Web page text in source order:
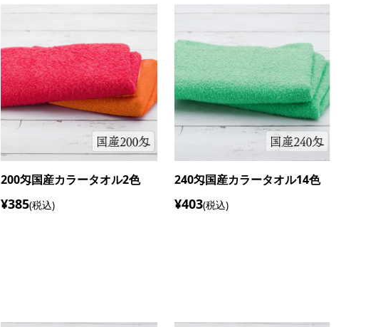
240匁国産カラータオル2色
¥447(税込)
200匁国産カラータオル14色
¥348(税込)